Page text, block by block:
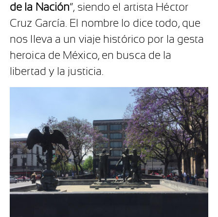
de la Nación”, siendo el artista Héctor
Cruz García. El nombre lo dice todo, que
nos lleva a un viaje histórico por la gesta
heroica de México, en busca de la
libertad y la justicia.